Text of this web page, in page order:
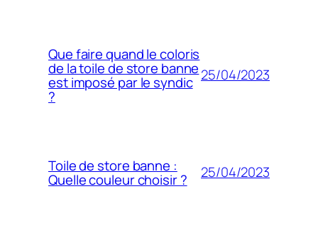
Que faire quand le coloris
de la toile de store banne
est imposé par le syndic
?
25/04/2023
Toile de store banne :
Quelle couleur choisir ? 25/04/2023